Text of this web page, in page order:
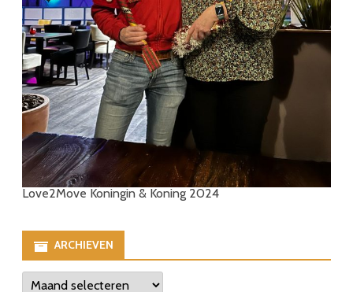
Love2Move Koningin & Koning 2024
ARCHIEVEN
Archieven